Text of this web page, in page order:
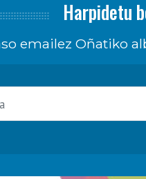
Harpidetu
emailez Oñatiko